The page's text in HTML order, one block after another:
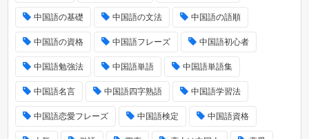
中国語の基礎 中国語の文法 中国語の語順
中国語の資格 中国語フレーズ 中国語初心者
中国語勉強法 中国語単語 中国語単語集
中国語名言 中国語四字熟語 中国語学習法
中国語恋愛フレーズ 中国語検定 中国語資格